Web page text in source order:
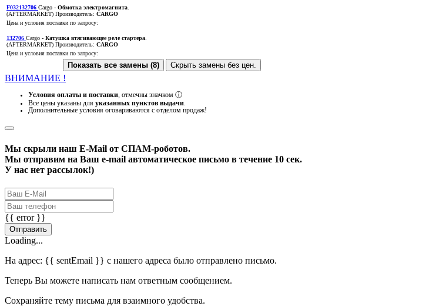
F032132706 Cargo - Обмотка электромагнита.
(AFTERMARKET) Производитель: CARGO
Цена и условия поставки по запросу:
132706 Cargo - Катушка втягивающее реле стартера.
(AFTERMARKET) Производитель: CARGO
Цена и условия поставки по запросу:
Показать все замены (8) Скрыть замены без цен.
ВНИМАНИЕ !
Условия оплаты и поставки , отмечны значком ⓘ
Все цены указаны для указанных пунктов выдачи
Дополнительные условия оговариваются с отделом продаж!
Мы скрыли наш E-Mail от СПАМ-роботов.
Мы отправим на Ваш e-mail автоматическое письмо в течение 10 сек.
У нас нет рассылок!)
{{ error }}
Отправить
Loading...
На адрес: {{ sentEmail }} с нашего адреса было отправлено письмо.
Теперь Вы можете написать нам ответным сообщением.
Сохраняйте тему письма для взаимного удобства.